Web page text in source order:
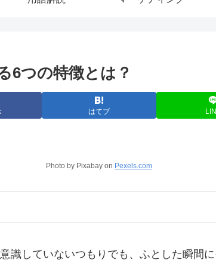
6つの特徴とは？
はてブ
Photo by Pixabay on Pexels.com
していないつもりでも、ふとした瞬間